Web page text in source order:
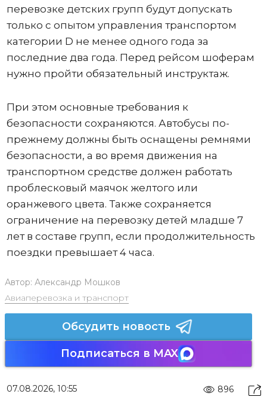
перевозке детских групп будут допускать
только с опытом управления транспортом
категории D не менее одного года за
последние два года. Перед рейсом шоферам
нужно пройти обязательный инструктаж.
При этом основные требования к
безопасности сохраняются. Автобусы по-
прежнему должны быть оснащены ремнями
безопасности, а во время движения на
транспортном средстве должен работать
проблесковый маячок желтого или
оранжевого цвета. Также сохраняется
ограничение на перевозку детей младше 7
лет в составе групп, если продолжительность
поездки превышает 4 часа.
Автор: Александр Мошков
Авиаперевозка и транспорт
Обсудить новость
Подписаться в MAX
07.08.2026, 10:55 896